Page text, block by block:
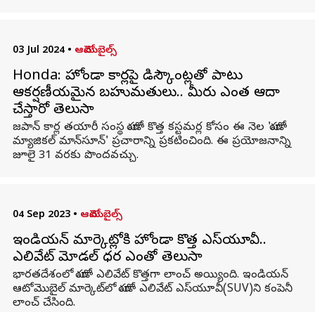
03 Jul 2024 • ఆటోమొబైల్స్
Honda: హోండా కార్లపై డిస్కౌంట్లతో పాటు
ఆకర్షణీయమైన బహుమతులు.. మీరు ఎంత ఆదా
చేస్తారో తెలుసా
జపాన్ కార్ల తయారీ సంస్థ హోండా కొత్త కస్టమర్ల కోసం ఈ నెల 'హోండా
మ్యాజికల్ మాన్‌సూన్' ప్రచారాన్ని ప్రకటించింది. ఈ ప్రయోజనాన్ని
జూలై 31 వరకు పొందవచ్చు.
04 Sep 2023 • ఆటోమొబైల్స్
ఇండియన్ మార్కెట్లోకి హోండా కొత్త ఎస్​యూవీ..
ఎలివేట్ మోడల్​ ధర ఎంతో తెలుసా
భారతదేశంలో హోండా ఎలివేట్​ కొత్తగా లాంచ్​ అయ్యింది. ఇండియన్​
ఆటోమొబైల్​ మార్కెట్​లో హోండా ఎలివేట్​ ఎస్​యూవీ(SUV)ని కంపెనీ
లాంచ్​ చేసింది.